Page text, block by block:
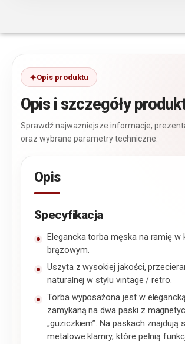
Opis produktu
Opis i szczegóły
Sprawdź najważniejsze informacje,
oraz wybrane parametry techniczne.
Opis
Specyfikacja
Elegancka torba męska na ramię w
brązowym.
Uszyta z wysokiej jakości,
naturalnej w stylu vintage / retro.
Torba wyposażona jest w
zamykaną na dwa paski z
„guziczkiem”. Na paskach znajdują
metalowe klamry, które pełnią